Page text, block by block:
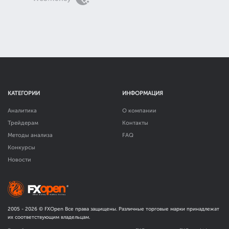
КАТЕГОРИИ
Аналитика
Трейдерам
Методы анализа
Конкурсы
Новости
ИНФОРМАЦИЯ
О компании
Контакты
FAQ
2005 - 2026 © FXOpen Все права защищены. Различные торговые марки принадлежат
их соответствующим владельцам.